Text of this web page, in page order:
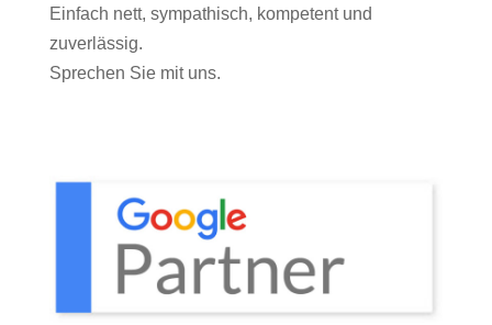
Einfach nett, sympathisch, kompetent und
zuverlässig.
Sprechen Sie mit uns.